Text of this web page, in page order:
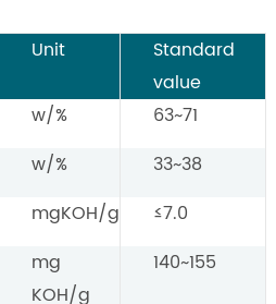
Unit
Standard
value
w/%
63~71
w/%
33~38
mgKOH/g
≤7.0
mg
KOH/g
140~155